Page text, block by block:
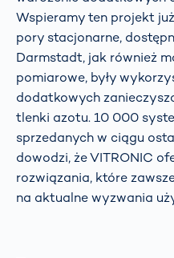
Wspieramy ten projekt
pory stacjonarne,
Darmstadt, jak również
pomiarowe, były
dodatkowych
tlenki azotu. 10 000
sprzedanych w ciągu
dowodzi, że VITRONIC
rozwiązania, które
na aktualne wyzwania